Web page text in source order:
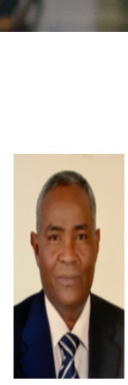
تواصل معنا
الدراسات العليا
الخريجين
الموظفون
الزائـرون